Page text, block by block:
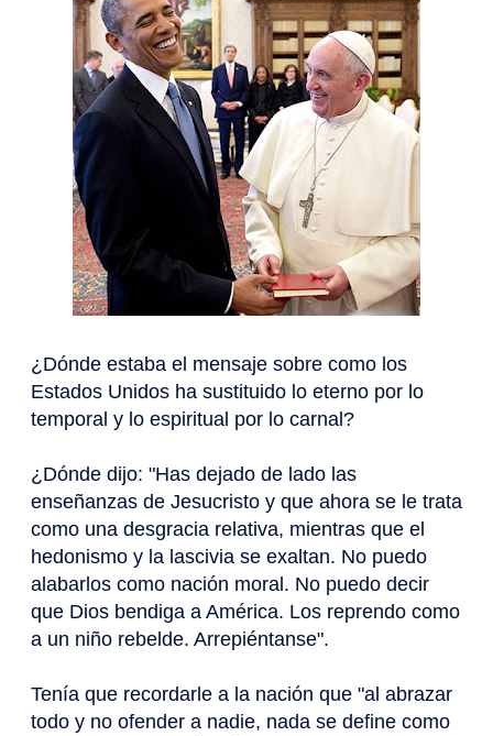
¿Dónde estaba el mensaje sobre como los
Estados Unidos ha sustituido lo eterno por lo
temporal y lo espiritual por lo carnal?
¿Dónde dijo: "Has dejado de lado las
enseñanzas de Jesucristo y que ahora se le trata
como una desgracia relativa, mientras que el
hedonismo y la lascivia se exaltan. No puedo
alabarlos como nación moral. No puedo decir
que Dios bendiga a América. Los reprendo como
a un niño rebelde. Arrepiéntanse".
Tenía que recordarle a la nación que "al abrazar
todo y no ofender a nadie, nada se define como